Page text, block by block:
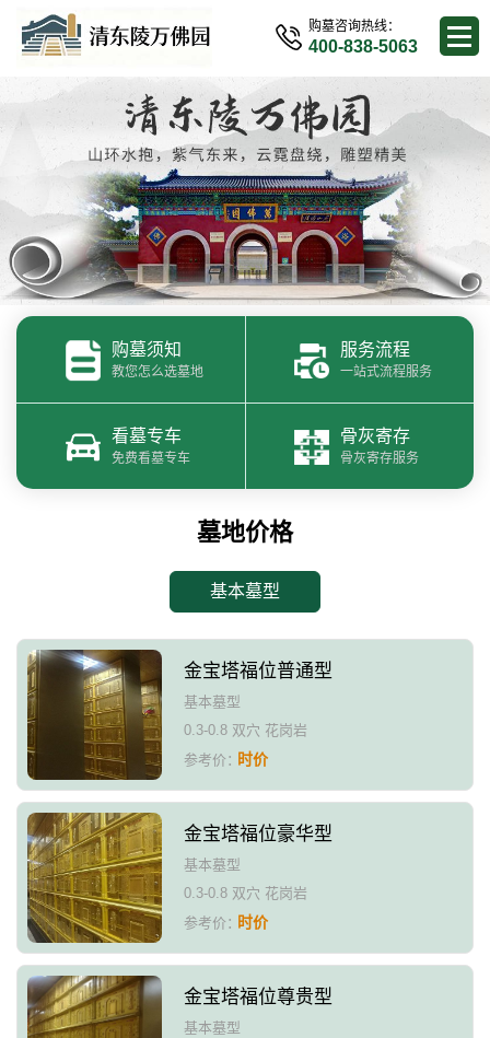
购墓咨询热线：
400-838-5063
购墓须知
教您怎么选墓地
服务流程
一站式流程服务
看墓专车
免费看墓专车
骨灰寄存
骨灰寄存服务
墓地价格
基本墓型
金宝塔福位普通型
基本墓型
0.3-0.8 双穴 花岗岩
参考价：时价
金宝塔福位豪华型
基本墓型
0.3-0.8 双穴 花岗岩
参考价：时价
金宝塔福位尊贵型
基本墓型